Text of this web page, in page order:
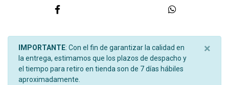
IMPORTANTE: Con el fin de garantizar la calidad en
la entrega, estimamos que los plazos de despacho y
el tiempo para retiro en tienda son de 7 días hábiles
aproximadamente.
×